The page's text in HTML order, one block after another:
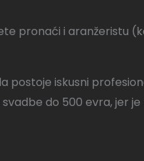
pronaći i aranžeristu
postoje iskusni
do 500 evra, jer